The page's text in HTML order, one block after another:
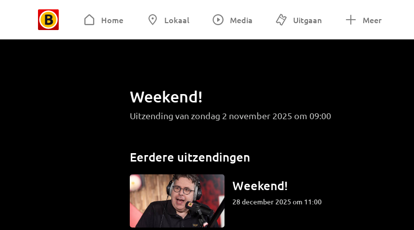
Home Lokaal Media Uitgaan Meer
Weekend!
Uitzending van zondag 2 november 2025 om 09:00
Eerdere uitzendingen
Weekend!
28 december 2025 om 11:00